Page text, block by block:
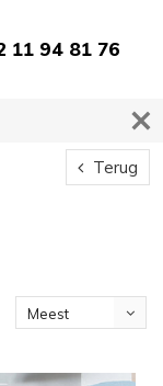
11 94 81 76
Terug
Meest